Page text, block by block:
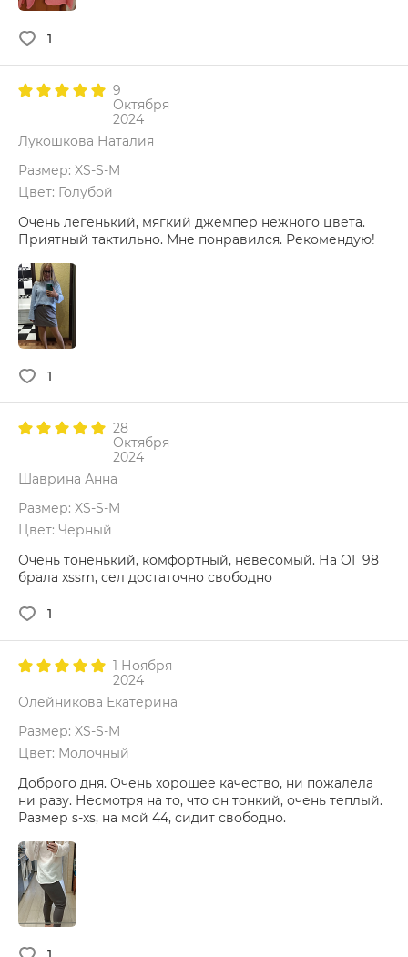
1
9
Октября
2024
Лукошкова Наталия
Размер: XS-S-M
Цвет: Голубой
Очень легенький, мягкий джемпер нежного цвета.
Приятный тактильно. Мне понравился. Рекомендую!
1
28
Октября
2024
Шаврина Анна
Размер: XS-S-M
Цвет: Черный
Очень тоненький, комфортный, невесомый. На ОГ 98
брала xssm, сел достаточно свободно
1
1 Ноября
2024
Олейникова Екатерина
Размер: XS-S-M
Цвет: Молочный
Доброго дня. Очень хорошее качество, ни пожалела
ни разу. Несмотря на то, что он тонкий, очень теплый.
Размер s-xs, на мой 44, сидит свободно.